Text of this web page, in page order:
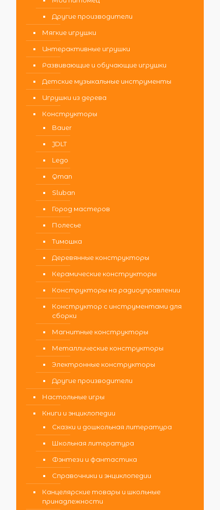
Другие производители
Мягкие игрушки
Интерактивные игрушки
Развивающие и обучающие игрушки
Детские музыкальные инструменты
Игрушки из дерева
Конструкторы
Bauer
JDLT
Lego
Qman
Sluban
Город мастеров
Полесье
Тимошка
Деревянные конструкторы
Керамические конструкторы
Конструкторы на радиоуправлении
Конструктор с инструментами для
сборки
Магнитные конструкторы
Металлические конструкторы
Электронные конструкторы
Другие производители
Настольные игры
Книги и энциклопедии
Сказки и дошкольная литература
Школьная литература
Фэнтези и фантастика
Справочники и энциклопедии
Канцелярские товары и школьные
принадлежности